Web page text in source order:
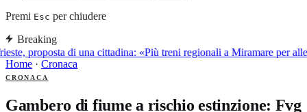
Premi Esc per chiudere
Breaking
proposta di una cittadina: «Più treni regionali a Miramare per
Home · Cronaca
CRONACA
Gambero di fiume a rischio estinzione: Fvg